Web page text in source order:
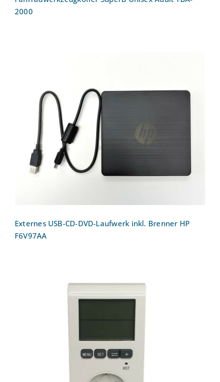
2000
Externes USB-CD-DVD-Laufwerk inkl.
Brenner HP F6V97AA
Externes USB-CD-DVD-Laufwerk inkl. Brenner HP
F6V97AA
Energiekostenmessgerät Bachmann